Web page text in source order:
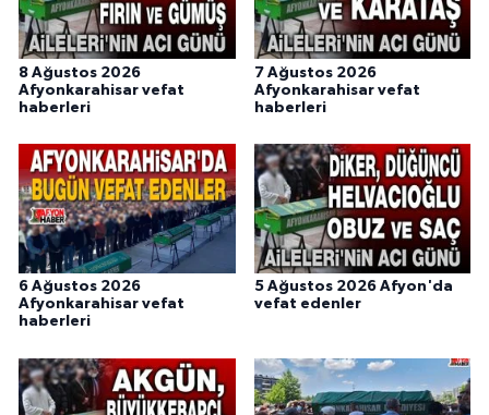
8 Ağustos 2026
Afyonkarahisar vefat
haberleri
7 Ağustos 2026
Afyonkarahisar vefat
haberleri
6 Ağustos 2026
Afyonkarahisar vefat
haberleri
5 Ağustos 2026 Afyon'da
vefat edenler